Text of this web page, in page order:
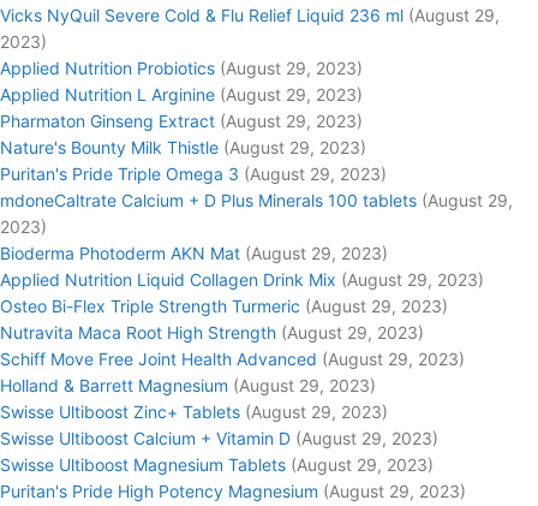
Vicks NyQuil Severe Cold & Flu Relief Liquid 236 ml (August 29,
2023)
Applied Nutrition Probiotics (August 29, 2023)
Applied Nutrition L Arginine (August 29, 2023)
Pharmaton Ginseng Extract (August 29, 2023)
Nature's Bounty Milk Thistle (August 29, 2023)
Puritan's Pride Triple Omega 3 (August 29, 2023)
mdoneCaltrate Calcium + D Plus Minerals 100 tablets (August 29,
2023)
Bioderma Photoderm AKN Mat (August 29, 2023)
Applied Nutrition Liquid Collagen Drink Mix (August 29, 2023)
Osteo Bi-Flex Triple Strength Turmeric (August 29, 2023)
Nutravita Maca Root High Strength (August 29, 2023)
Schiff Move Free Joint Health Advanced (August 29, 2023)
Holland & Barrett Magnesium (August 29, 2023)
Swisse Ultiboost Zinc+ Tablets (August 29, 2023)
Swisse Ultiboost Calcium + Vitamin D (August 29, 2023)
Swisse Ultiboost Magnesium Tablets (August 29, 2023)
Puritan's Pride High Potency Magnesium (August 29, 2023)